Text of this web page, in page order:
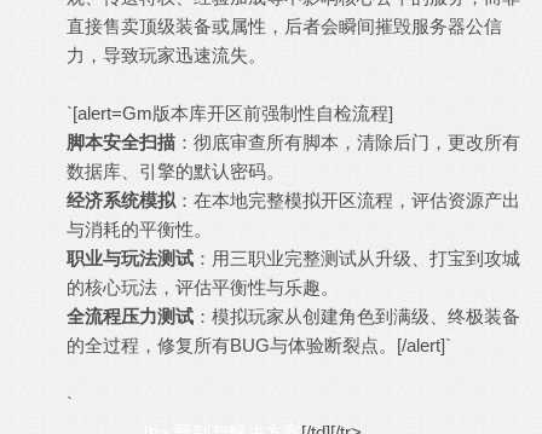
直接售卖顶级装备或属性，后者会瞬间摧毁服务器公信
力，导致玩家迅速流失。
`[alert=Gm版本库开区前强制性自检流程]
脚本安全扫描 ：彻底审查所有脚本，清除后门，更改所有
数据库、引擎的默认密码。
经济系统模拟 ：在本地完整模拟开区流程，评估资源产出
与消耗的平衡性。
职业与玩法测试 ：用三职业完整测试从升级、打宝到攻城
的核心玩法，评估平衡性与乐趣。
全流程压力测试 ：模拟玩家从创建角色到满级、终极装备
的全过程，修复所有BUG与体验断裂点。[/alert]`
`